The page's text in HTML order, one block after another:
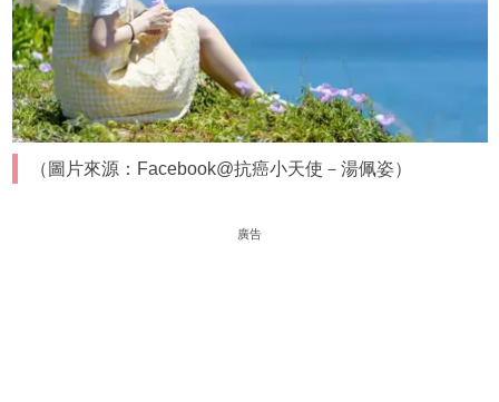
（圖片來源：Facebook@抗癌小天使－湯佩姿）
廣告